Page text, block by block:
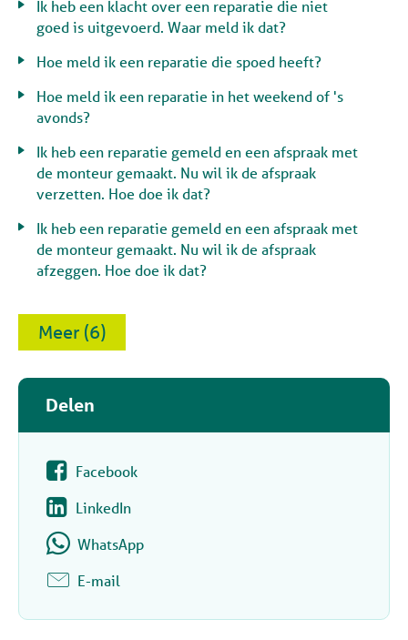
Ik heb een klacht over een reparatie die niet
goed is uitgevoerd. Waar meld ik dat?
Hoe meld ik een reparatie die spoed heeft?
Hoe meld ik een reparatie in het weekend of 's
avonds?
Ik heb een reparatie gemeld en een afspraak met
de monteur gemaakt. Nu wil ik de afspraak
verzetten. Hoe doe ik dat?
Ik heb een reparatie gemeld en een afspraak met
de monteur gemaakt. Nu wil ik de afspraak
afzeggen. Hoe doe ik dat?
Meer (6)
Delen
Facebook
LinkedIn
WhatsApp
E-mail